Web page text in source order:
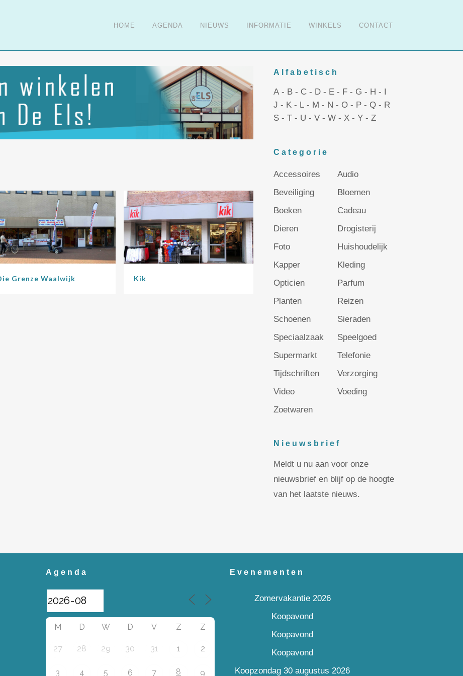
HOME AGENDA NIEUWS INFORMATIE WINKELS CONTACT
Grenze Waalwijk Kik
Alfabetisch
A - B - C - D - E - F - G - H - I
J - K - L - M - N - O - P - Q - R
S - T - U - V - W - X - Y - Z
Categorie
Accessoires
Audio
Beveiliging
Bloemen
Boeken
Cadeau
Dieren
Drogisterij
Foto
Huishoudelijk
Kapper
Kleding
Opticien
Parfum
Planten
Reizen
Schoenen
Sieraden
Speciaalzaak
Speelgoed
Supermarkt
Telefonie
Tijdschriften
Verzorging
Video
Voeding
Zoetwaren
Nieuwsbrief
Meldt u nu aan voor onze
nieuwsbrief en blijf op de hoogte
van het laatste nieuws.
Agenda
M D W D V Z Z
27 28 29 30 31 1 2
3 4 5 6 7 8 9
Evenementen
Zomervakantie 2026
Koopavond
Koopavond
Koopavond
Koopzondag 30 augustus 2026